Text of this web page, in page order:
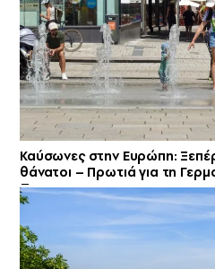
Καύσωνες στην Ευρώπη:
θάνατοι – Πρωτιά για τη